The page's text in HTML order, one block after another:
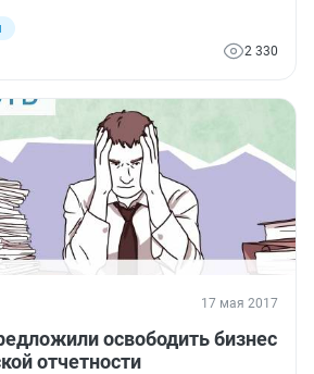
в 10 раз.
2 330
17 мая 2017
освободить бизнес
отчетности